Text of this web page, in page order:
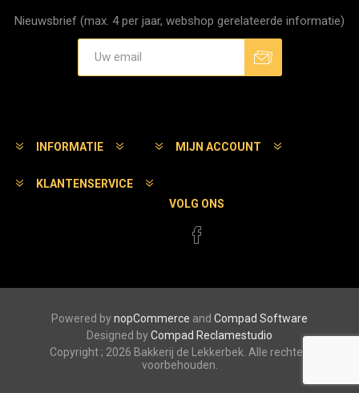
Nieuwsbrief (max. 4 per jaar, webshop gerelateerde informatie)
INFORMATIE MIJN ACCOUNT
KLANTENSERVICE
VOLG ONS
Powered bynopCommerce and Compad Software
Designed byCompad Reclamestudio
Copyright ; 2026 Bakkerij de Lekkerbek. Alle rechten
voorbehouden.